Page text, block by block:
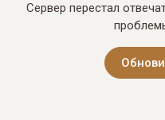
Сервер перестал